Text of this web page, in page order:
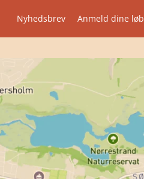
Nyhedsbrev Anmeld dine løb